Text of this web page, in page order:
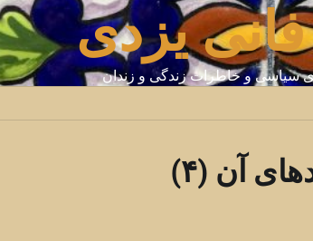
یزدی
سیاسی و خاطرات زندگی و زندان
آن (۴)